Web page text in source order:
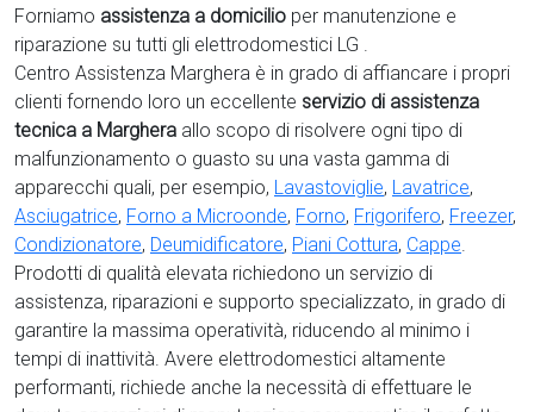
Forniamo assistenza a domicilio per manutenzione e
riparazione su tutti gli elettrodomestici LG .
Centro Assistenza Marghera è in grado di affiancare i propri
clienti fornendo loro un eccellente servizio di assistenza
tecnica a Marghera allo scopo di risolvere ogni tipo di
malfunzionamento o guasto su una vasta gamma di
apparecchi quali, per esempio, Lavastoviglie, Lavatrice,
Asciugatrice, Forno a Microonde, Forno, Frigorifero, Freezer,
Condizionatore, Deumidificatore, Piani Cottura, Cappe.
Prodotti di qualità elevata richiedono un servizio di
assistenza, riparazioni e supporto specializzato, in grado di
garantire la massima operatività, riducendo al minimo i
tempi di inattività. Avere elettrodomestici altamente
performanti, richiede anche la necessità di effettuare le